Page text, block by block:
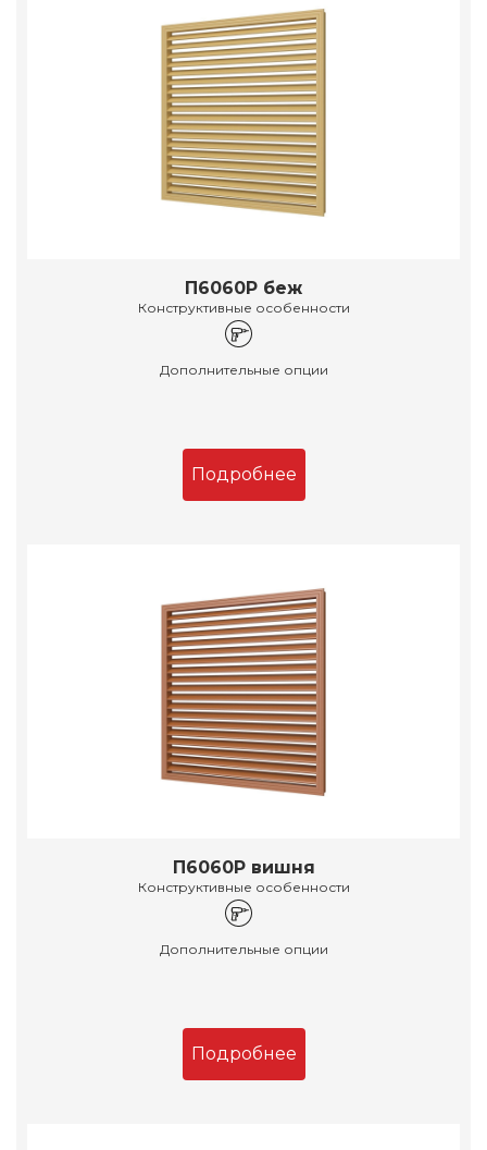
П6060Р беж
Конструктивные особенности
Дополнительные опции
Подробнее
П6060Р вишня
Конструктивные особенности
Дополнительные опции
Подробнее